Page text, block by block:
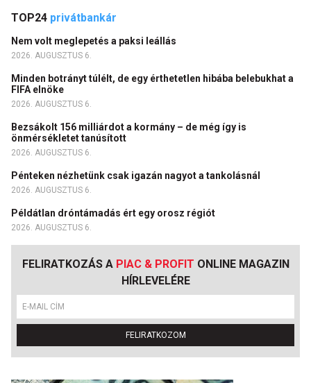
TOP24 privátbankár
Nem volt meglepetés a paksi leállás
2026. AUGUSZTUS 6.
Minden botrányt túlélt, de egy érthetetlen hibába belebukhat a
FIFA elnöke
2026. AUGUSZTUS 6.
Bezsákolt 156 milliárdot a kormány – de még így is
önmérsékletet tanúsított
2026. AUGUSZTUS 6.
Pénteken nézhetünk csak igazán nagyot a tankolásnál
2026. AUGUSZTUS 6.
Példátlan dróntámadás ért egy orosz régiót
2026. AUGUSZTUS 6.
FELIRATKOZÁS A PIAC & PROFIT ONLINE MAGAZIN
HÍRLEVELÉRE
FELIRATKOZOM